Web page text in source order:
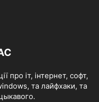
про іт, інтернет, софт,
та лайфхаки, та